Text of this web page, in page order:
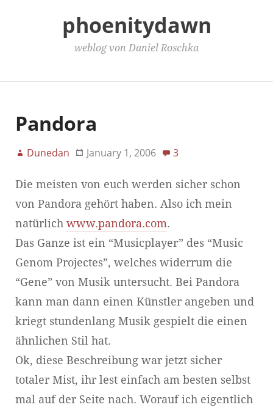
phoenitydawn
weblog von Daniel Roschka
Pandora
Dunedan January 1, 2006 3
Die meisten von euch werden sicher schon
von Pandora gehört haben. Also ich mein
natürlich www.pandora.com.
Das Ganze ist ein “Musicplayer” des “Music
Genom Projectes”, welches widerrum die
“Gene” von Musik untersucht. Bei Pandora
kann man dann einen Künstler angeben und
kriegt stundenlang Musik gespielt die einen
ähnlichen Stil hat.
Ok, diese Beschreibung war jetzt sicher
totaler Mist, ihr lest einfach am besten selbst
mal auf der Seite nach. Worauf ich eigentlich